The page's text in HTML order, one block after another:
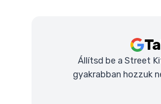
Állítsd be a Street
gyakrabban hozzuk